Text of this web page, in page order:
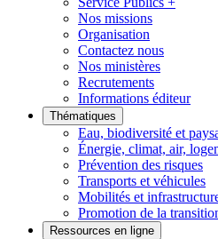
Nos missions
Organisation
Contactez nous
Nos ministères
Recrutements
Informations éditeur
Thématiques
Eau, biodiversité et
Énergie, climat, air,
Prévention des risques
Transports et véhicules
Mobilités et
Promotion de la
Ressources en ligne